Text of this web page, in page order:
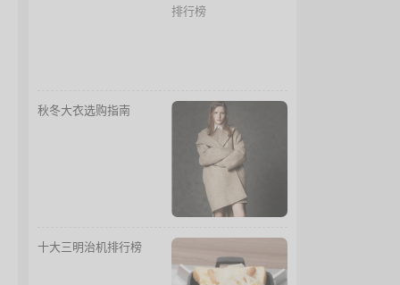
秋冬大衣选购指南
十大三明治机排行榜